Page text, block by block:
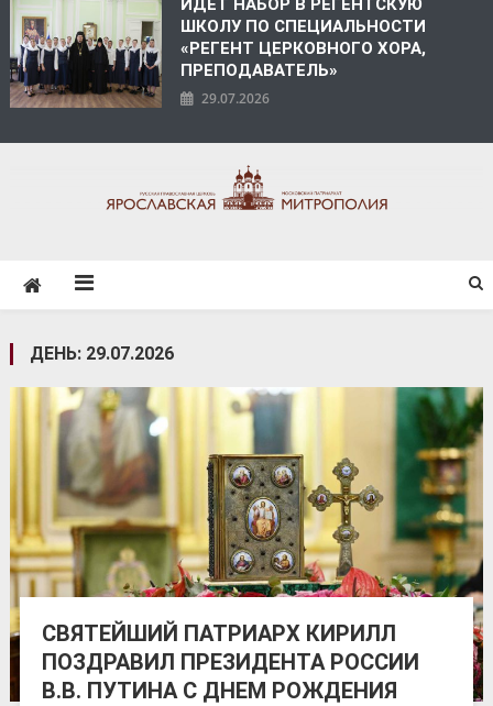
ИДЕТ НАБОР В РЕГЕНТСКУЮ
ШКОЛУ ПО СПЕЦИАЛЬНОСТИ
«РЕГЕНТ ЦЕРКОВНОГО ХОРА,
ПРЕПОДАВАТЕЛЬ»
29.07.2026
ДЕНЬ: 29.07.2026
СВЯТЕЙШИЙ ПАТРИАРХ КИРИЛЛ
ПОЗДРАВИЛ ПРЕЗИДЕНТА РОССИИ
В.В. ПУТИНА С ДНЕМ РОЖДЕНИЯ